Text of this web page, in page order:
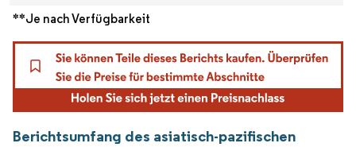
**Je nach Verfügbarkeit
Berichtsumfang des asiatisch-pazifischen